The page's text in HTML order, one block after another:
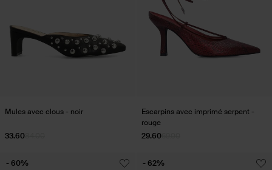
Mules avec clous - noir
33.60
Escarpins avec imprimé serpent -
rouge
29.60
- 60% - 62%